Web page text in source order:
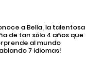
a Bella, la talentosa
de tan sólo 4 años que
al mundo
7 idiomas!